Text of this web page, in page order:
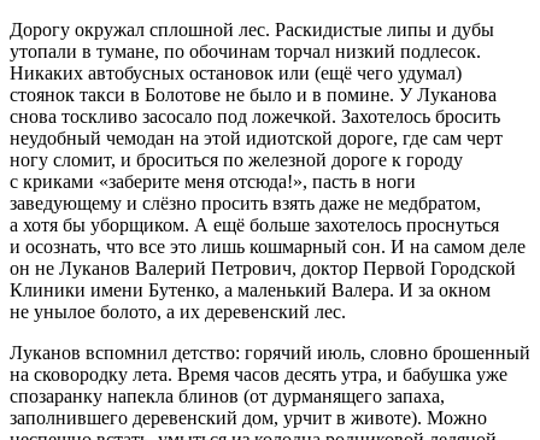
Дорогу окружал сплошной лес. Раскидистые липы и дубы
утопали в тумане, по обочинам торчал низкий подлесок.
Никаких автобусных остановок или (ещё чего удумал)
стоянок такси в Болотове не было и в помине. У Луканова
снова тоскливо засосало под ложечкой. Захотелось бросить
неудобный чемодан на этой идиотской дороге, где сам черт
ногу сломит, и броситься по железной дороге к городу
с криками «заберите меня отсюда!», пасть в ноги
заведующему и слёзно просить взять даже не медбратом,
а хотя бы уборщиком. А ещё больше захотелось проснуться
и осознать, что все это лишь кошмарный сон. И на самом деле
он не Луканов Валерий Петрович, доктор Первой Городской
Клиники имени Бутенко, а маленький Валера. И за окном
не унылое болото, а их деревенский лес.
Луканов вспомнил детство: горячий июль, словно брошенный
на сковородку лета. Время часов десять утра, и бабушка уже
спозаранку напекла блинов (от дурманящего запаха,
заполнившего деревенский дом, урчит в животе). Можно